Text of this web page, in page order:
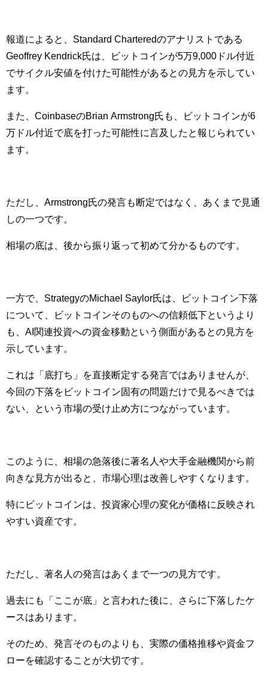
報道によると、Standard Charteredのアナリストである
Geoffrey Kendrick氏は、ビットコインが5万9,000ドル付近
でサイクル安値を付けた可能性があるとの見方を示してい
ます。
また、CoinbaseのBrian Armstrong氏も、ビットコインが6
万ドル付近で底を打った可能性に言及したと報じられてい
ます。
ただし、Armstrong氏の発言も断定ではなく、あくまで見通
しの一つです。
相場の底は、後から振り返って初めて分かるものです。
一方で、StrategyのMichael Saylor氏は、ビットコイン下落
について、ビットコインそのものへの信頼低下というより
も、AI関連投資への資金移動という側面があるとの見方を
示しています。
これは「底打ち」を直接断定する発言ではありませんが、
今回の下落をビットコイン固有の問題だけで見るべきでは
ない、という市場の受け止め方につながっています。
このように、相場の急落後に著名人や大手金融機関から前
向きな見方が出ると、市場心理は改善しやすくなります。
特にビットコインは、投資家心理の変化が価格に反映され
やすい資産です。
ただし、著名人の発言はあくまで一つの見方です。
過去にも「ここが底」と言われた後に、さらに下落したケ
ースはあります。
そのため、発言そのものよりも、実際の価格推移や資金フ
ローを確認することが大切です。